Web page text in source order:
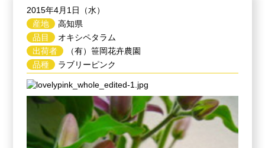
2015年4月1日（水）
産地
高知県
品目
オキシペタラム
出荷者
（有）笹岡花卉農園
品種
ラブリーピンク